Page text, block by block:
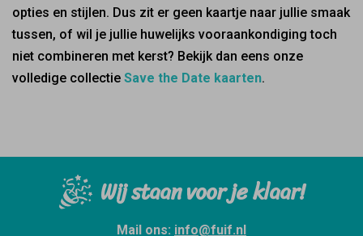
opties en stijlen. Dus zit er geen kaartje naar jullie smaak
tussen, of wil je jullie huwelijks vooraankondiging toch
niet combineren met kerst? Bekijk dan eens onze
volledige collectie Save the Date kaarten.
Wij staan voor je klaar!
Mail ons: info@fuif.nl